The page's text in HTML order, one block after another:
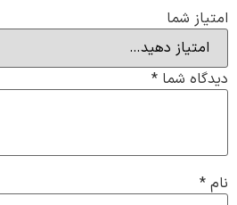
امتیاز شما
دیدگاه شما *
نام *